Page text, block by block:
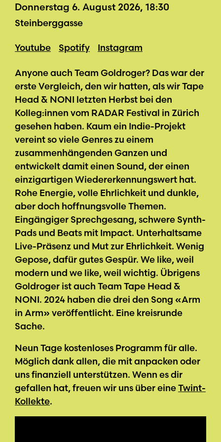
Donnerstag 6. August 2026, 18:30
Steinberggasse
Youtube Spotify Instagram
Anyone auch Team Goldroger? Das war der
erste Vergleich, den wir hatten, als wir Tape
Head & NONI letzten Herbst bei den
Kolleg:innen vom RADAR Festival in Zürich
gesehen haben. Kaum ein Indie-Projekt
vereint so viele Genres zu einem
zusammenhängenden Ganzen und
entwickelt damit einen Sound, der einen
einzigartigen Wiedererkennungswert hat.
Rohe Energie, volle Ehrlichkeit und dunkle,
aber doch hoffnungsvolle Themen.
Eingängiger Sprechgesang, schwere Synth-
Pads und Beats mit Impact. Unterhaltsame
Live-Präsenz und Mut zur Ehrlichkeit. Wenig
Gepose, dafür gutes Gespür. We like, weil
modern und we like, weil wichtig. Übrigens
Goldroger ist auch Team Tape Head &
NONI. 2024 haben die drei den Song «Arm
in Arm» veröffentlicht. Eine kreisrunde
Sache.
Neun Tage kostenloses Programm für alle.
Möglich dank allen, die mit anpacken oder
uns finanziell unterstützen. Wenn es dir
gefallen hat, freuen wir uns über eineTwint-
Kollekte.